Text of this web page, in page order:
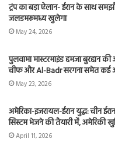
ट्रंप का बड़ा ऐलान- ईरान के साथ
जलडमरूमध्य खुलेगा
May 24, 2026
पुलवामा मास्टरमाइंड हमजा बुरहान
चीफ और Al-Badr सरगना समेत कई
May 23, 2026
अमेरिका-इजरायल-ईरान युद्ध: चीन
सिस्टम भेजने की तैयारी में, अमेरिकी
April 11, 2026